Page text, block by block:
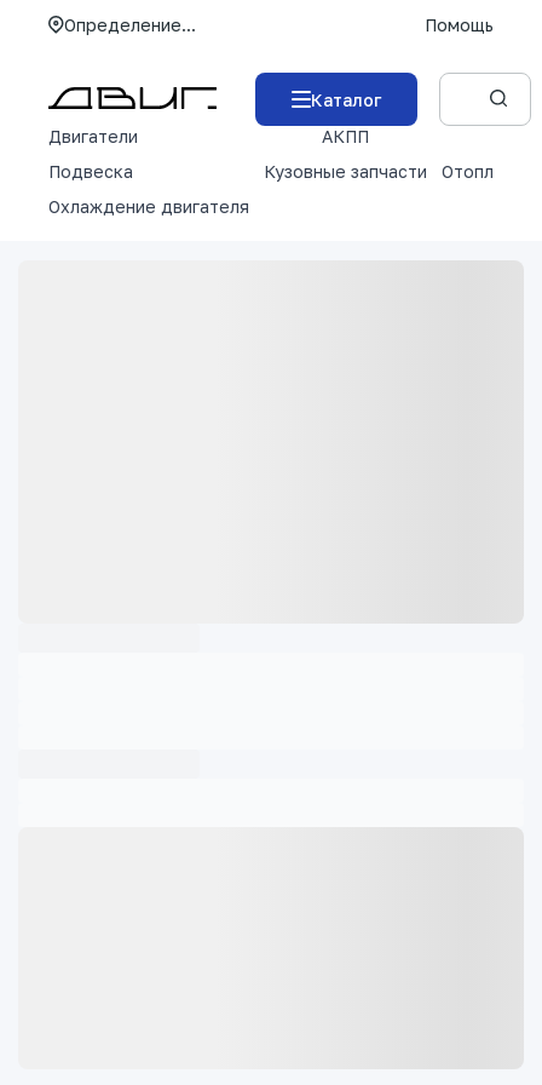
Определение... Помощь
Каталог
Двигатели
АКПП
Подвеска
Кузовные запчасти
Отопление
Охлаждение двигателя